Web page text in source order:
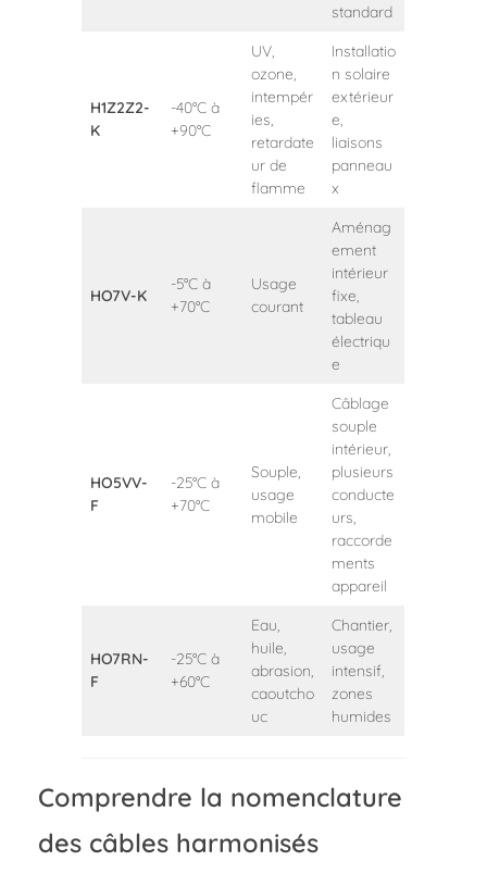
standard
H1Z2Z2-
K
-40°C à
+90°C
UV,
ozone,
intempér
ies,
retardate
ur de
flamme
Installatio
n solaire
extérieur
e,
liaisons
panneau
x
HO7V-K
-5°C à
+70°C
Usage
courant
Aménag
ement
intérieur
fixe,
tableau
électriqu
e
HO5VV-
F
-25°C à
+70°C
Souple,
usage
mobile
Câblage
souple
intérieur,
plusieurs
conducte
urs,
raccorde
ments
appareil
HO7RN-
F
-25°C à
+60°C
Eau,
huile,
abrasion,
caoutcho
uc
Chantier,
usage
intensif,
zones
humides
Comprendre la nomenclature
des câbles harmonisés